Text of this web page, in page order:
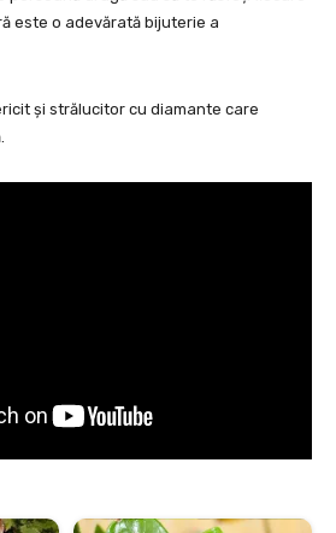
este o adevărată bijuterie a
și strălucitor cu diamante care